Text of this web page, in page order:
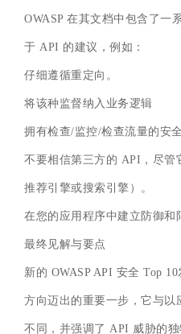
OWASP 在其文档中包含了一
于 API 的建议，例如：
仔细遵循重定向。
将该种监督纳入业务逻辑
拥有检查/监控/检查流量的安
不要相信第三方的 API，尽管
推荐引擎或搜索引擎）。
在您的应用程序中建立防御和
最终见解与要点
新的 OWASP API 安全 Top
方向迈出的重要一步，它与以
不同，并强调了 API 威胁的独